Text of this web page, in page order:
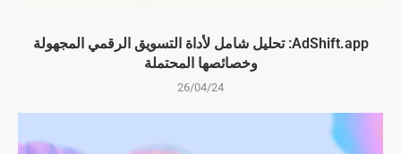
AdShift.app: تحليل شامل لأداة التسويق الرقمي المجهولة
وخصائصها المحتملة
26/04/24